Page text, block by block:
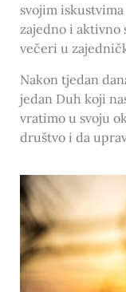
svojim
zajedno i aktivno
večeri u
Nakon tjedan
jedan Duh koji
vratimo u svoju
društvo i da